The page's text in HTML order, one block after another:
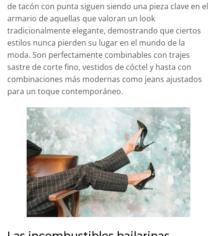
de tacón con punta siguen siendo una pieza clave en el
armario de aquellas que valoran un look
tradicionalmente elegante, demostrando que ciertos
estilos nunca pierden su lugar en el mundo de la
moda. Son perfectamente combinables con trajes
sastre de corte fino, vestidos de cóctel y hasta con
combinaciones más modernas como jeans ajustados
para un toque contemporáneo.